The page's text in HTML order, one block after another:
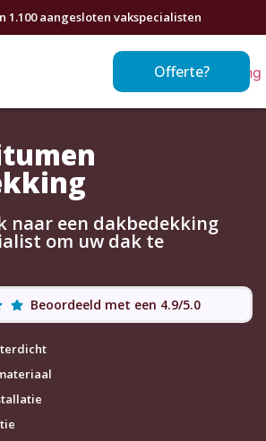
1.100 aangesloten vakspecialisten
Offerte?
naar een dakbedekking
om uw dak te
Beoordeeld met een 4.9/5.0